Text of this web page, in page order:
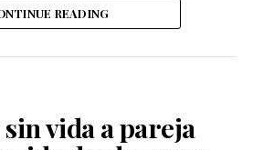
READING
vida a pareja